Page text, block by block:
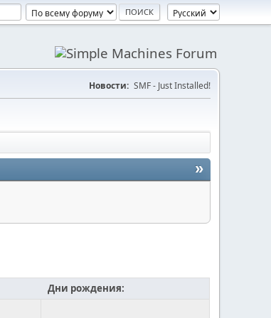
Новости: SMF - Just Installed!
»
Дни рождения: